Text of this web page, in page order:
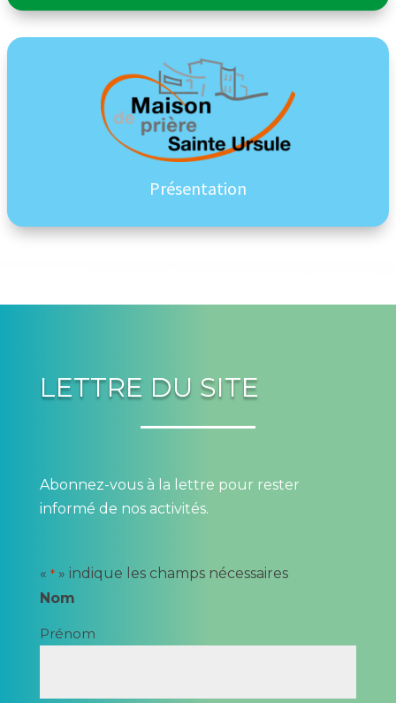
Présentation
LETTRE DU SITE
Abonnez-vous à la lettre pour rester
informé de nos activités.
« *» indique les champs nécessaires
Nom
Prénom